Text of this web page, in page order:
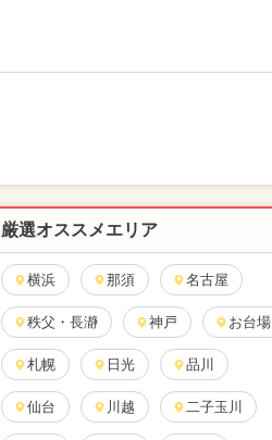
厳選オススメエリア
横浜 那須 名古屋
秩父・長瀞 神戸 お台場
札幌 日光 品川
仙台 川越 二子玉川